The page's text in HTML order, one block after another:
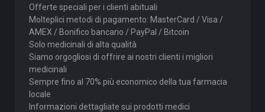
Offerte speciali per i clienti abituali
Molteplici metodi di pagamento: MasterCard / Visa /
AMEX / Bonifico bancario / PayPal / Bitcoin
Solo medicinali di alta qualità
Siamo orgogliosi di offrire ai nostri clienti i migliori
medicinali
Sempre fino al 70% più economico della tua farmacia
locale
Informazioni dettagliate sui prodotti medici